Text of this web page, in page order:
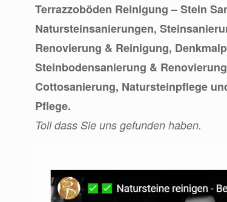
Terrazzoböden Reinigung – Stein
Natursteinsanierungen,
Renovierung & Reinigung,
Steinbodensanierung &
Cottosanierung, Natursteinpflege
Pflege.
Toll dass Sie uns gefunden haben.